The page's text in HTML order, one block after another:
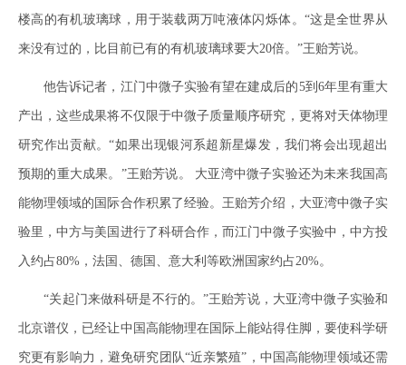
楼高的有机玻璃球，用于装载两万吨液体闪烁体。“这是全世界从
来没有过的，比目前已有的有机玻璃球要大20倍。”王贻芳说。
他告诉记者，江门中微子实验有望在建成后的5到6年里有重大
产出，这些成果将不仅限于中微子质量顺序研究，更将对天体物理
研究作出贡献。“如果出现银河系超新星爆发，我们将会出现超出
预期的重大成果。”王贻芳说。 大亚湾中微子实验还为未来我国高
能物理领域的国际合作积累了经验。王贻芳介绍，大亚湾中微子实
验里，中方与美国进行了科研合作，而江门中微子实验中，中方投
入约占80%，法国、德国、意大利等欧洲国家约占20%。
“关起门来做科研是不行的。”王贻芳说，大亚湾中微子实验和
北京谱仪，已经让中国高能物理在国际上能站得住脚，要使科学研
究更有影响力，避免研究团队“近亲繁殖”，中国高能物理领域还需